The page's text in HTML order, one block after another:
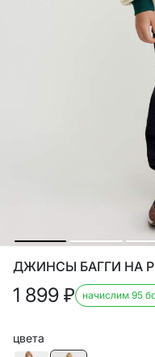
ДЖИНСЫ БАГГИ НА
1 899 ₽ начислим 95
цвета